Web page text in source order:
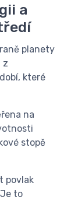
a
planety
z
které
na
stopě
povlak
to